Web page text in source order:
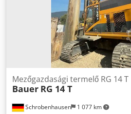
Schrobenhausen 1 077 km
Mezőgazdasági termelő RG 14 T
Bauer RG 14 T